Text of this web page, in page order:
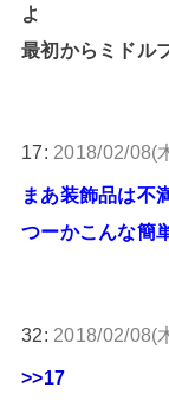
よ
最初からミドル
17: 2018/02/08(
まあ装飾品は不
つーかこんな簡
32: 2018/02/08(
>>17